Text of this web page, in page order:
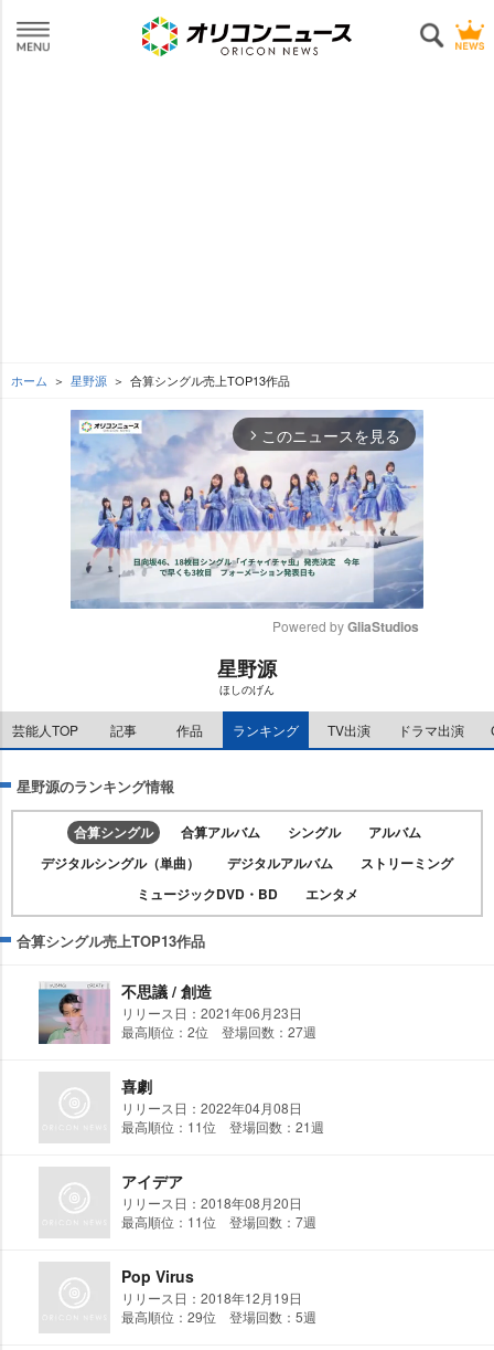
ホーム 星野源 合算シングル売上TOP13作品
arrow_forward_ios このニュースを見る
t
e
Powered by GliaStudios
星野源
ほしのげん
芸能人TOP 記事 作品 ランキング TV出演 ドラマ出演
星野源のランキング情報
合算シングル 合算アルバム シングル
アルバム
デジタルシングル（単曲）
デジタルアルバム
ストリーミング
ミュージックDVD・BD
エンタメ
合算シングル売上TOP13作品
不思議 / 創造
リリース日：2021年06月23日
最高順位：2位 登場回数：27週
喜劇
リリース日：2022年04月08日
最高順位：11位 登場回数：21週
アイデア
リリース日：2018年08月20日
最高順位：11位 登場回数：7週
Pop Virus
リリース日：2018年12月19日
最高順位：29位 登場回数：5週